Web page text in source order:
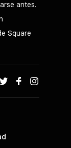
antes.
Square